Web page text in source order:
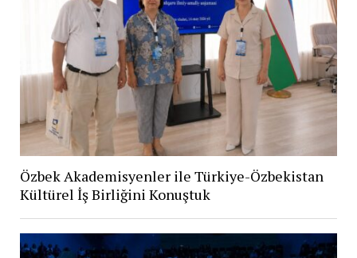
Özbek Akademisyenler ile Türkiye-Özbekistan
Kültürel İş Birliğini Konuştuk